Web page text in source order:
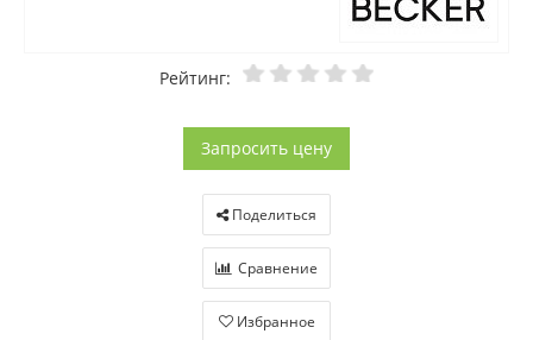
Рейтинг:
Запросить цену
Поделиться
Сравнение
Избранное